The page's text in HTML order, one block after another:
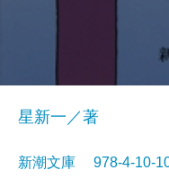
星新一／著
新潮文庫 978-4-10-